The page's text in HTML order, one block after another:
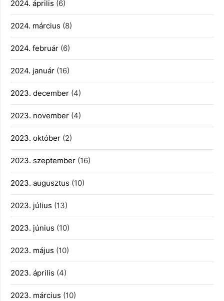
2024. április (6)
2024. március (8)
2024. február (6)
2024. január (16)
2023. december (4)
2023. november (4)
2023. október (2)
2023. szeptember (16)
2023. augusztus (10)
2023. július (13)
2023. június (10)
2023. május (10)
2023. április (4)
2023. március (10)